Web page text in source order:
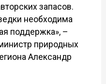
запасов.
необходима
поддержка», –
природных
Александр